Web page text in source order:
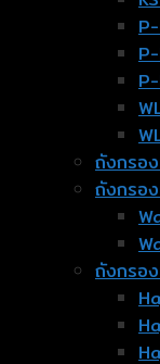
ถังกรอ
ถังกรอ
ถังกรอ